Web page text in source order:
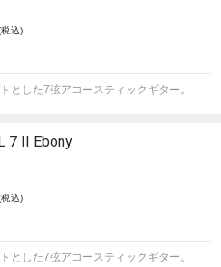
税込)
とした7弦アコースティックギター。
7 II Ebony
税込)
とした7弦アコースティックギター。